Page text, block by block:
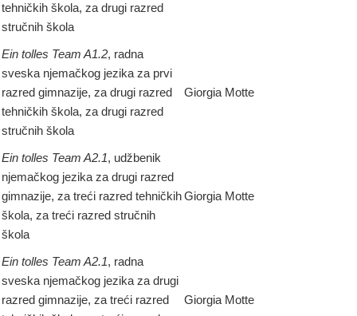
tehničkih škola, za drugi razred
stručnih škola
Ein tolles Team A1.2, radna
sveska njemačkog jezika za prvi
razred gimnazije, za drugi razred
tehničkih škola, za drugi razred
stručnih škola
Giorgia Motte
Ein tolles Team A2.1, udžbenik
njemačkog jezika za drugi razred
gimnazije, za treći razred tehničkih
škola, za treći razred stručnih
škola
Giorgia Motte
Ein tolles Team A2.1, radna
sveska njemačkog jezika za drugi
razred gimnazije, za treći razred
Giorgia Motte